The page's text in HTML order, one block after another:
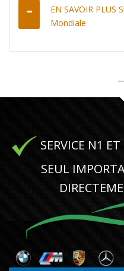
EN SAVOIR PLUS
Mondiale
SERVICE N1
SEUL